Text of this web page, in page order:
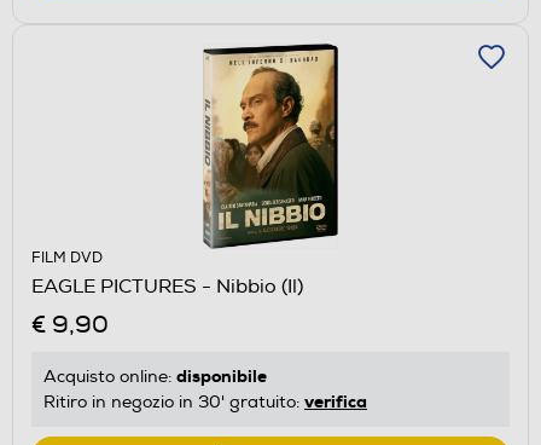
FILM DVD
EAGLE PICTURES - Nibbio (Il)
€ 9,90
Acquisto online: disponibile
Ritiro in negozio in 30' gratuito: verifica